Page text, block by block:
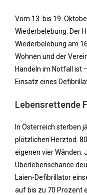
Vom 13. bis 19.
Wiederbelebung. Der
Wiederbelebung am
Wohnen und der
Handeln im Notfall ist
Einsatz eines
Lebensrettende
In Österreich sterben
plötzlichen Herztod.
eigenen vier Wänden.
Überlebenschance
Laien-Defibrillator
auf bis zu 70 Prozent